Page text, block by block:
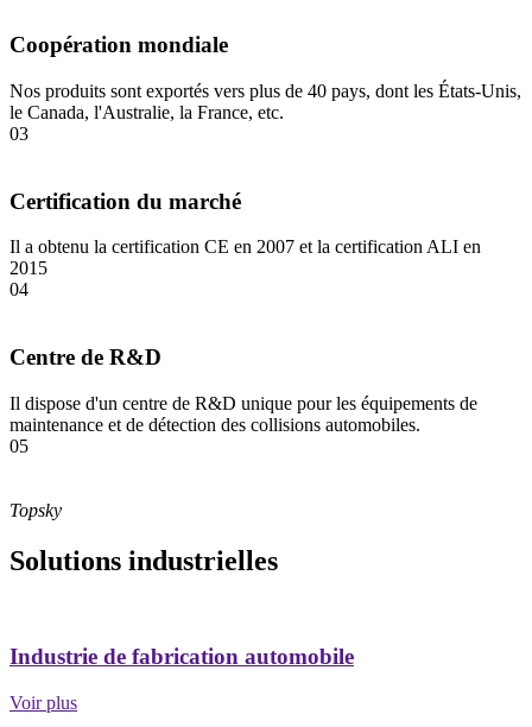
Coopération mondiale
Nos produits sont exportés vers plus de 40 pays, dont les États-Unis,
le Canada, l'Australie, la France, etc.
03
Certification du marché
Il a obtenu la certification CE en 2007 et la certification ALI en
2015
04
Centre de R&D
Il dispose d'un centre de R&D unique pour les équipements de
maintenance et de détection des collisions automobiles.
05
Topsky
Solutions industrielles
Industrie de fabrication automobile
Voir plus